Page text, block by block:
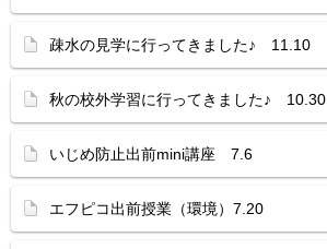
疎水の見学に行ってきました♪ 11.10
秋の校外学習に行ってきました♪ 10.30
いじめ防止出前mini講座 7.6
エフピコ出前授業（環境）7.20